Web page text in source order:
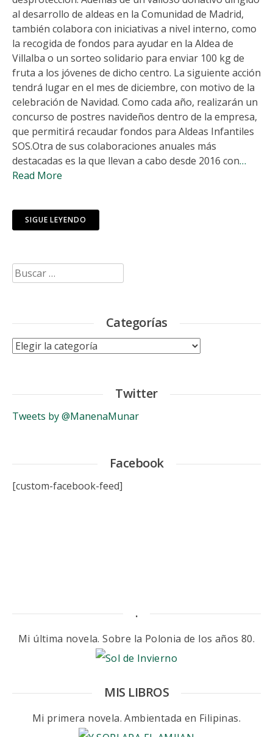
al desarrollo de aldeas en la Comunidad de Madrid,
también colabora con iniciativas a nivel interno, como
la recogida de fondos para ayudar en la Aldea de
Villalba o un sorteo solidario para enviar 100 kg de
fruta a los jóvenes de dicho centro. La siguiente acción
tendrá lugar en el mes de diciembre, con motivo de la
celebración de Navidad. Como cada año, realizarán un
concurso de postres navideños dentro de la empresa,
que permitirá recaudar fondos para Aldeas Infantiles
SOS.Otra de sus colaboraciones anuales más
destacadas es la que llevan a cabo desde 2016 con…
Read More
SIGUE LEYENDO
Buscar:
Categorías
Categorías
Twitter
Tweets by @ManenaMunar
Facebook
[custom-facebook-feed]
.
Mi última novela. Sobre la Polonia de los años 80.
MIS LIBROS
Mi primera novela. Ambientada en Filipinas.